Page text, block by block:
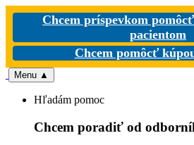
Chcem príspevkom
pacientom
Chcem pomôcť
Menu ▲
Hľadám pomoc
Chcem poradiť od